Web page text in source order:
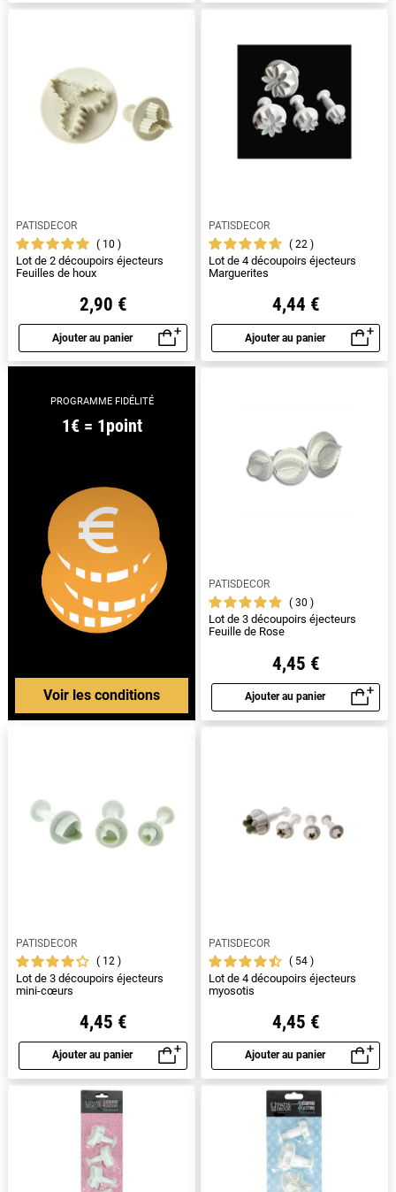
PATISDECOR
10
Lot de 2 découpoirs éjecteurs
Feuilles de houx
2,90 €
Ajouter au panier
Aperçu rapide
PATISDECOR
22
Lot de 4 découpoirs éjecteurs
Marguerites
4,44 €
Ajouter au panier
Aperçu rapide
PROGRAMME FIDÉLITÉ
1€ = 1point
Voir les conditions
PATISDECOR
30
Lot de 3 découpoirs éjecteurs
Feuille de Rose
4,45 €
Ajouter au panier
Aperçu rapide
PATISDECOR
12
Lot de 3 découpoirs éjecteurs
mini-cœurs
4,45 €
Ajouter au panier
Aperçu rapide
PATISDECOR
54
Lot de 4 découpoirs éjecteurs
myosotis
4,45 €
Ajouter au panier
Aperçu rapide